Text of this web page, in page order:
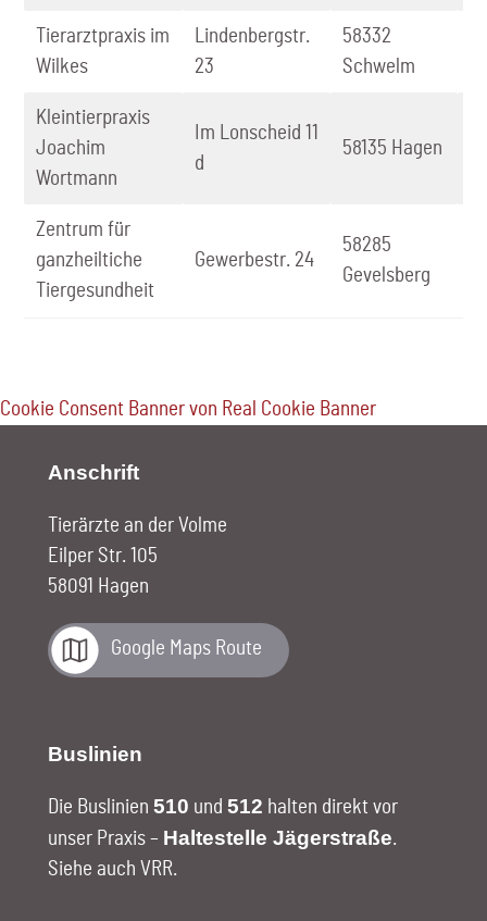
Tierarztpraxis im
Wilkes
Lindenbergstr.
23
58332
Schwelm
Kleintierpraxis
Joachim
Wortmann
Im Lonscheid 11
d
58135 Hagen
Zentrum für
ganzheiltiche
Tiergesundheit
Gewerbestr. 24
58285
Gevelsberg
Cookie Consent Banner von Real Cookie Banner
Anschrift
Tierärzte an der Volme
Eilper Str. 105
58091 Hagen
Google Maps Route
Buslinien
Die Buslinien510 und512 halten direkt vor
unser Praxis – Haltestelle Jägerstraße.
Siehe auch VRR.